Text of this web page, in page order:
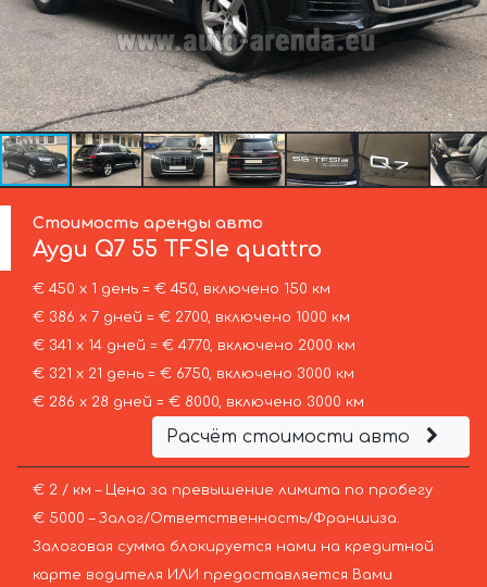
Стоимость аренды авто
Ауди Q7 55 TFSIe quattro
€ 450 х 1 день = € 450, включено 150 км
€ 386 х 7 дней = € 2700, включено 1000 км
€ 341 х 14 дней = € 4770, включено 2000 км
€ 321 х 21 день = € 6750, включено 3000 км
€ 286 х 28 дней = € 8000, включено 3000 км
Расчёт стоимости авто
€ 2 / км – Цена за превышение лимита по пробегу
€ 5000 – Залог/Ответственность/Франшиза.
Залоговая сумма блокируется нами на кредитной
карте водителя ИЛИ предоставляется Вами